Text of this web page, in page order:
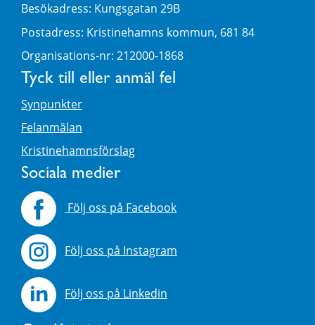
Besökadress: Kungsgatan 29B
Postadress: Kristinehamns kommun, 681 84
Organisations-nr: 212000-1868
Tyck till eller anmäl fel
Synpunkter
Felanmälan
Kristinehamnsförslag
Sociala medier
Följ oss på Facebook
Följ oss på Instagram
Följ oss på Linkedin